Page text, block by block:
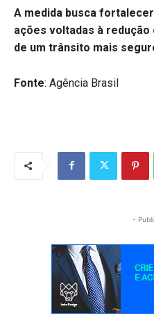
A medida busca
ações voltadas à
de um trânsito mais
Fonte: Agência Brasil
-